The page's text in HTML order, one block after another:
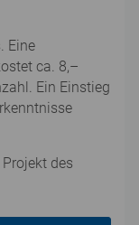
Eine
ca. 8,–
Ein Einstieg
des